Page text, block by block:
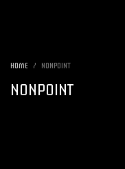
HOME NONPOINT
NONPOINT